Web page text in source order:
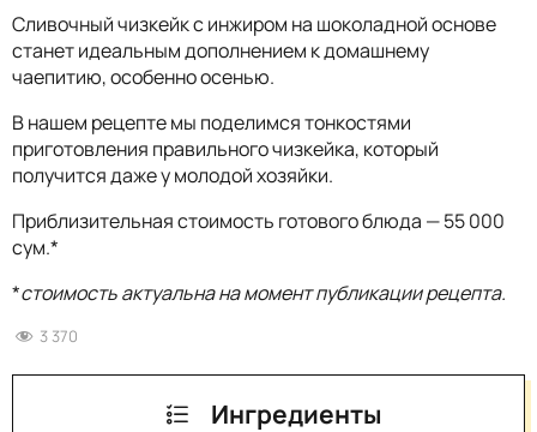
Сливочный чизкейк с инжиром на шоколадной основе
станет идеальным дополнением к домашнему
чаепитию, особенно осенью.
В нашем рецепте мы поделимся тонкостями
приготовления правильного чизкейка, который
получится даже у молодой хозяйки.
Приблизительная стоимость готового блюда — 55 000
сум.*
*стоимость актуальна на момент публикации рецепта.
3 370
Ингредиенты